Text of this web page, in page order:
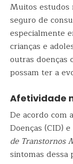
Muitos estudos
seguro de
especialmente
crianças e
outras doenças
possam ter a
Afetividade
De acordo com
Doenças (CID) e
de Transtornos
sintomas dessa